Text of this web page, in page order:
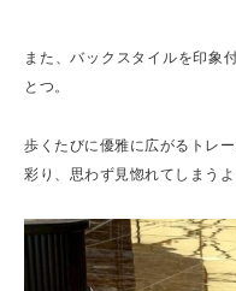
また、バックスタイルを印象
とつ。
歩くたびに優雅に広がるトレ
彩り、思わず見惚れてしまう